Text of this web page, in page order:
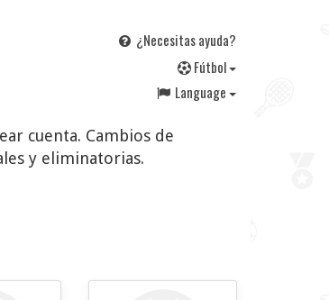
¿Necesitas ayuda?
Fútbol
Language
cuenta. Cambios de
y eliminatorias.